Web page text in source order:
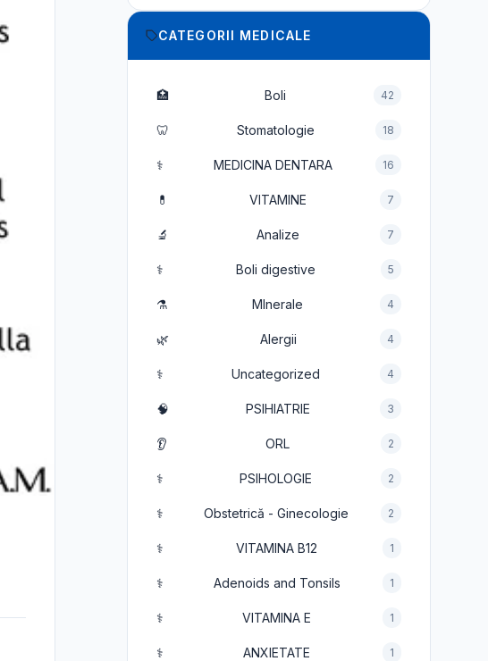
CATEGORII MEDICALE
🏥 Boli 42
🦷 Stomatologie 18
⚕️ MEDICINA DENTARA 16
💊 VITAMINE 7
🔬 Analize 7
⚕️ Boli digestive 5
⚗️ MInerale 4
🌿 Alergii 4
⚕️ Uncategorized 4
🧠 PSIHIATRIE 3
👂 ORL 2
⚕️ PSIHOLOGIE 2
⚕️ Obstetrică - Ginecologie 2
⚕️ VITAMINA B12 1
⚕️ Adenoids and Tonsils 1
⚕️ VITAMINA E 1
⚕️ ANXIETATE 1